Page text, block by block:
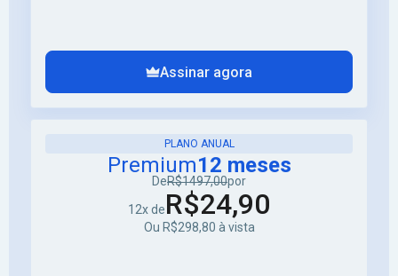
Assinar agora
PLANO ANUAL
Premium12 meses
DeR$1497,00por
12x deR$24,90
Ou R$298,80 à vista